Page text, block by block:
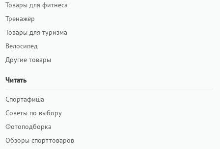
Товары для фитнеса
Тренажёр
Товары для туризма
Велосипед
Другие товары
Читать
Спортафиша
Советы по выбору
Фотоподборка
Обзоры спорттоваров